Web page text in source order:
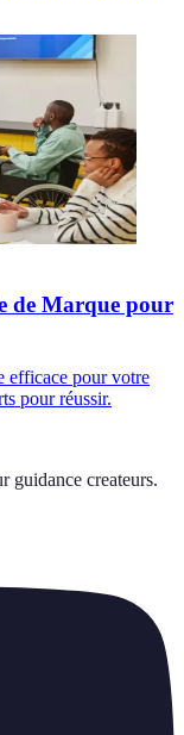
de Marque pour
efficace pour votre
pour réussir.
guidance createurs.